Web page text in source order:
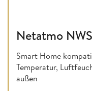
Netatmo
Smart Home
Temperatur,
außen